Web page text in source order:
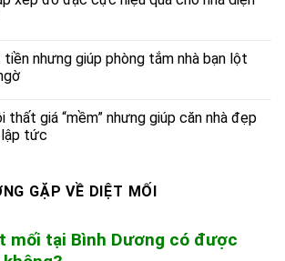
nhưng giúp phòng tắm nhà bạn lột
thất giá “mềm” nhưng giúp căn nhà đẹp
lập tức
GẶP VỀ DIỆT MỐI
mối tại Bình Dương có được